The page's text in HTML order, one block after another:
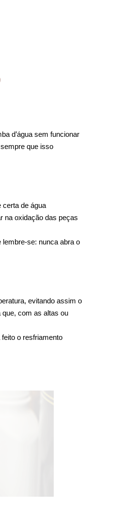
d’água sem funcionar
que isso
certa de água
na oxidação das peças
se: nunca abra o
evitando assim o
que, com as altas ou
o resfriamento